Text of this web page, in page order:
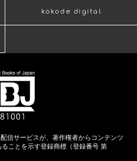
kokode digital
信サービスが、著作権者からコンテンツ
ことを示す登録商標（登録番号 第